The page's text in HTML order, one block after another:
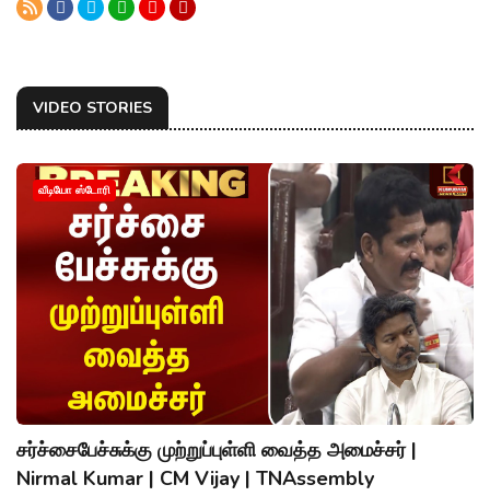
VIDEO STORIES
வீடியோ ஸ்டோரி
சர்ச்சைபேச்சுக்கு முற்றுப்புள்ளி வைத்த அமைச்சர் |
Nirmal Kumar | CM Vijay | TNAssembly